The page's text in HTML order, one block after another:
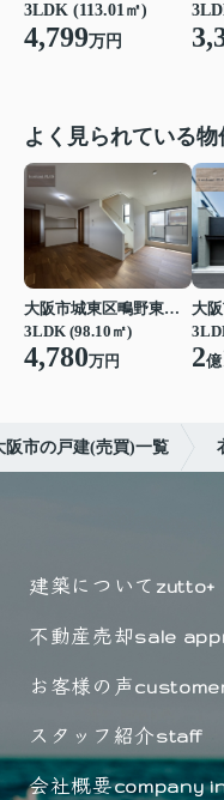
3LDK (113.01㎡)
4,799万円
よく見られている物
大阪市城東区鴫野東３丁目
3LDK (98.10㎡)
4,780万円 2億
阪市の戸建(売買)一覧
建築について zutto+
不動産売却sale
お客様の声
スタッフ紹介staff
会社概要company